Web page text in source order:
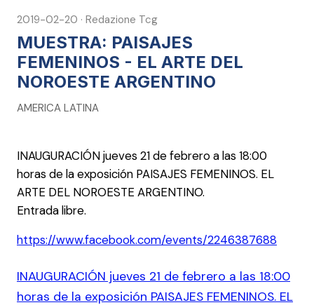
2019-02-20 · Redazione Tcg
MUESTRA: PAISAJES
FEMENINOS - EL ARTE DEL
NOROESTE ARGENTINO
AMERICA LATINA
INAUGURACIÓN jueves 21 de febrero a las 18:00
horas de la exposición PAISAJES FEMENINOS. EL
ARTE DEL NOROESTE ARGENTINO.
Entrada libre.
https://www.facebook.com/events/2246387688
INAUGURACIÓN jueves 21 de febrero a las 18:00
horas de la exposición PAISAJES FEMENINOS. EL